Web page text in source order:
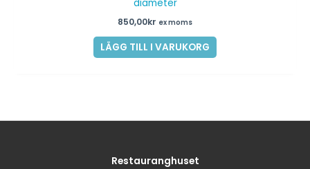
diameter
850,00kr ex moms
LÄGG TILL I VARUKORG
Restauranghuset